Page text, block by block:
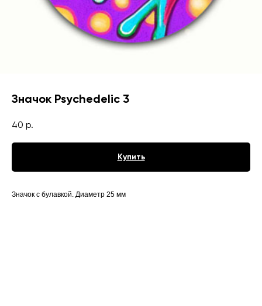
Значок Psychedelic 3
40 р.
Купить
Значок с булавкой. Диаметр 25 мм